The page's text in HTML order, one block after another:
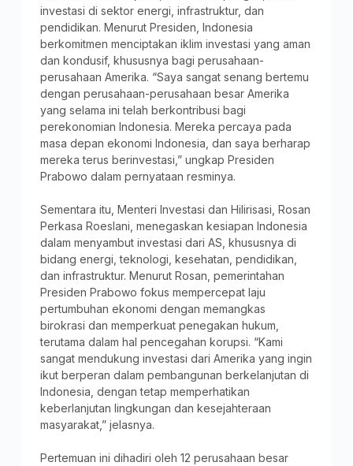
investasi di sektor energi, infrastruktur, dan
pendidikan. Menurut Presiden, Indonesia
berkomitmen menciptakan iklim investasi yang aman
dan kondusif, khususnya bagi perusahaan-
perusahaan Amerika. “Saya sangat senang bertemu
dengan perusahaan-perusahaan besar Amerika
yang selama ini telah berkontribusi bagi
perekonomian Indonesia. Mereka percaya pada
masa depan ekonomi Indonesia, dan saya berharap
mereka terus berinvestasi,” ungkap Presiden
Prabowo dalam pernyataan resminya.
Sementara itu, Menteri Investasi dan Hilirisasi, Rosan
Perkasa Roeslani, menegaskan kesiapan Indonesia
dalam menyambut investasi dari AS, khususnya di
bidang energi, teknologi, kesehatan, pendidikan,
dan infrastruktur. Menurut Rosan, pemerintahan
Presiden Prabowo fokus mempercepat laju
pertumbuhan ekonomi dengan memangkas
birokrasi dan memperkuat penegakan hukum,
terutama dalam hal pencegahan korupsi. “Kami
sangat mendukung investasi dari Amerika yang ingin
ikut berperan dalam pembangunan berkelanjutan di
Indonesia, dengan tetap memperhatikan
keberlanjutan lingkungan dan kesejahteraan
masyarakat,” jelasnya.
Pertemuan ini dihadiri oleh 12 perusahaan besar